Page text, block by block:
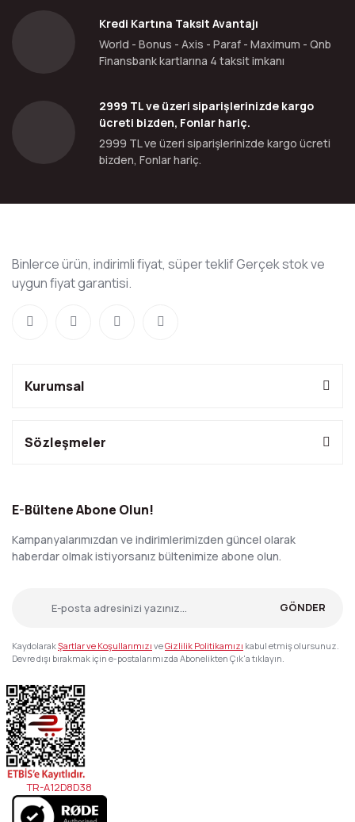
Kredi Kartına Taksit Avantajı
World - Bonus - Axis - Paraf - Maximum - Qnb
Finansbank kartlarına 4 taksit imkanı
2999 TL ve üzeri siparişlerinizde kargo
ücreti bizden, Fonlar hariç.
2999 TL ve üzeri siparişlerinizde kargo ücreti
bizden, Fonlar hariç.
Binlerce ürün, indirimli fiyat, süper teklif Gerçek stok ve
uygun fiyat garantisi.
Kurumsal
Sözleşmeler
E-Bültene Abone Olun!
Kampanyalarımızdan ve indirimlerimizden güncel olarak
haberdar olmak istiyorsanız bültenimize abone olun.
GÖNDER
KaydolarakŞartlar ve Koşullarımızı veGizlilik Politikamızı kabul etmiş olursunuz.
Devre dışı bırakmak için e-postalarımızda Abonelikten Çık'a tıklayın.
TR-A12D8D38